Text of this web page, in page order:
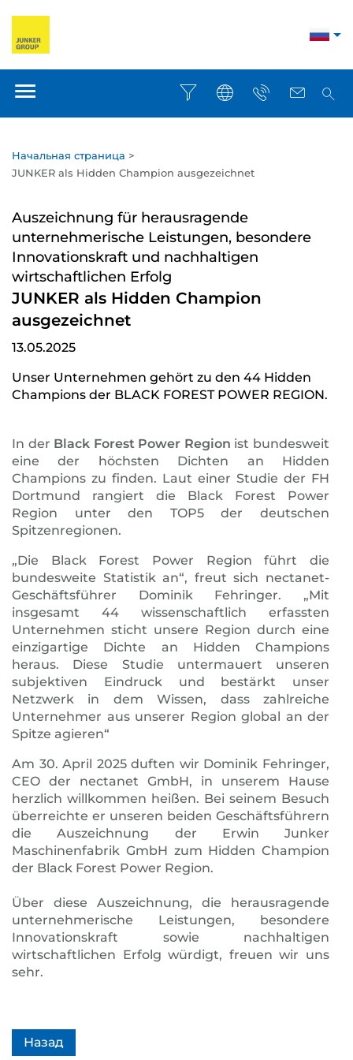
Начальная страница >
JUNKER als Hidden Champion ausgezeichnet
Auszeichnung für herausragende
unternehmerische Leistungen, besondere
Innovationskraft und nachhaltigen
wirtschaftlichen Erfolg
JUNKER als Hidden Champion
ausgezeichnet
13.05.2025
Unser Unternehmen gehört zu den 44 Hidden
Champions der BLACK FOREST POWER REGION.
In der Black Forest Power Region ist bundesweit
eine der höchsten Dichten an Hidden
Champions zu finden. Laut einer Studie der FH
Dortmund rangiert die Black Forest Power
Region unter den TOP5 der deutschen
Spitzenregionen.
„Die Black Forest Power Region führt die
bundesweite Statistik an“, freut sich nectanet-
Geschäftsführer Dominik Fehringer. „Mit
insgesamt 44 wissenschaftlich erfassten
Unternehmen sticht unsere Region durch eine
einzigartige Dichte an Hidden Champions
heraus. Diese Studie untermauert unseren
subjektiven Eindruck und bestärkt unser
Netzwerk in dem Wissen, dass zahlreiche
Unternehmer aus unserer Region global an der
Spitze agieren“
Am 30. April 2025 duften wir Dominik Fehringer,
CEO der nectanet GmbH, in unserem Hause
herzlich willkommen heißen. Bei seinem Besuch
überreichte er unseren beiden Geschäftsführern
die Auszeichnung der Erwin Junker
Maschinenfabrik GmbH zum Hidden Champion
der Black Forest Power Region.
Über diese Auszeichnung, die herausragende
unternehmerische Leistungen, besondere
Innovationskraft sowie nachhaltigen
wirtschaftlichen Erfolg würdigt, freuen wir uns
sehr.
Назад